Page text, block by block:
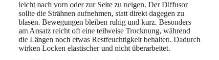
leicht nach vorn oder zur Seite zu neigen. Der Diffusor
sollte die Strähnen aufnehmen, statt direkt dagegen zu
blasen. Bewegungen bleiben ruhig und kurz. Besonders
am Ansatz reicht oft eine teilweise Trocknung, während
die Längen noch etwas Restfeuchtigkeit behalten. Dadurch
wirken Locken elastischer und nicht überarbeitet.